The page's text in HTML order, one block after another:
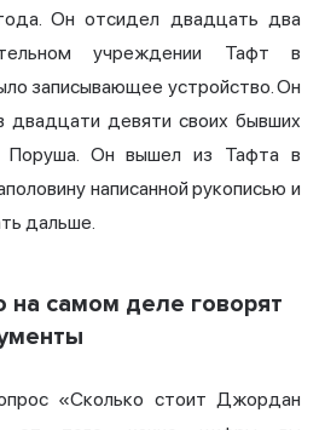
Он отсидел двадцать два
учреждении Тафт в
записывающее устройство. Он
двадцати девяти своих бывших
Поруша. Он вышел из Тафта в
написанной рукописью и
дальше.
на самом деле говорят
«Сколько стоит Джордан